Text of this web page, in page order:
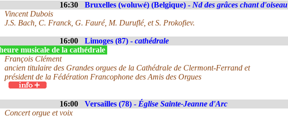
16:30 Bruxelles (woluwé) (Belgique) - Nd des grâces chant d'oiseau
Vincent Dubois
J.S. Bach, C. Franck, G. Fauré, M. Duruflé, et S. Prokofiev.
16:00 Limoges (87) - cathédrale
musicale de la cathédrale
François Clément
ancien titulaire des Grandes orgues de la Cathédrale de Clermont-Ferrand et
président de la Fédération Francophone des Amis des Orgues
16:00 Versailles (78) - Église Sainte-Jeanne d'Arc
Concert orgue et voix